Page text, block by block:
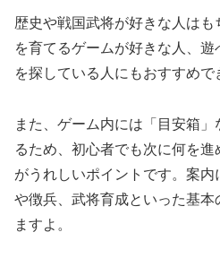
歴史や戦国武将が好きな人は
を育てるゲームが好きな人、
を探している人にもおすすめで
また、ゲーム内には「目安箱
るため、初心者でも次に何を
がうれしいポイントです。案
や徴兵、武将育成といった基
ますよ。